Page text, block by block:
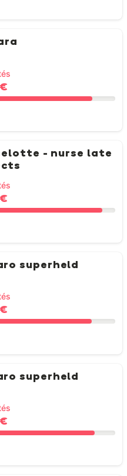
- nurse late
superheld
superheld